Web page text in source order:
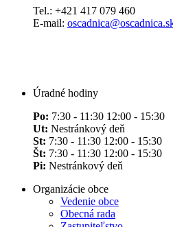
Tel.: +421 417 079 460
E-mail:
Úradné hodiny
Po: 7:30 - 11:30 12:00 - 15:30
Ut: Nestránkový deň
St: 7:30 - 11:30 12:00 - 15:30
Št: 7:30 - 11:30 12:00 - 15:30
Pi: Nestránkový deň
Organizácie obce
Vedenie obce
Obecná rada